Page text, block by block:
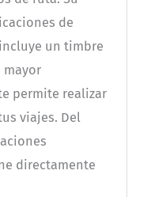
de
un timbre
mayor
permite realizar
viajes. Del
directamente